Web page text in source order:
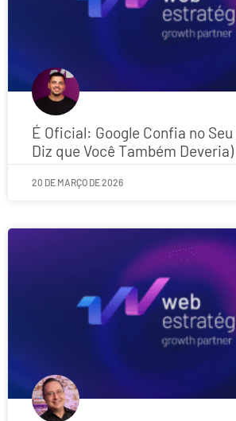
É Oficial: Google Confia no
Diz que Você Também Deveria)
20 DE MARÇO DE 2026